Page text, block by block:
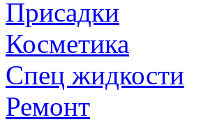
Присадки
Косметика
Спец жидкости
Ремонт